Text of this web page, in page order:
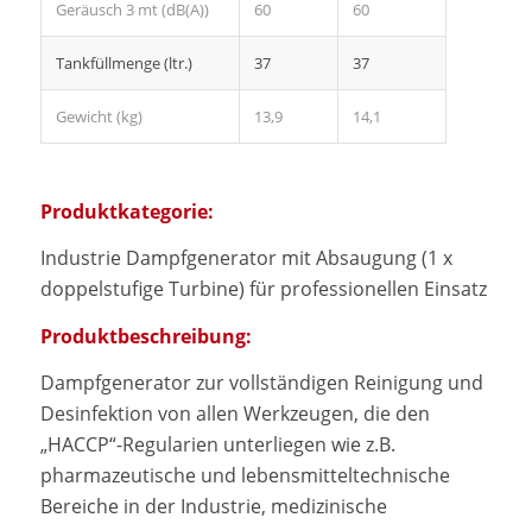
Geräusch 3 mt (dB(A)) 60 60
Tankfüllmenge (ltr.) 37 37
Gewicht (kg) 13,9 14,1
Produktkategorie:
Industrie Dampfgenerator mit Absaugung (1 x
doppelstufige Turbine) für professionellen Einsatz
Produktbeschreibung:
Dampfgenerator zur vollständigen Reinigung und
Desinfektion von allen Werkzeugen, die den
„HACCP“-Regularien unterliegen wie z.B.
pharmazeutische und lebensmitteltechnische
Bereiche in der Industrie, medizinische